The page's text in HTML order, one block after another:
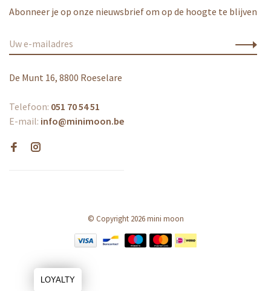
Abonneer je op onze nieuwsbrief om op de hoogte te blijven
De Munt 16, 8800 Roeselare
Telefoon: 051 70 54 51
E-mail: info@minimoon.be
© Copyright 2026 mini moon
LOYALTY